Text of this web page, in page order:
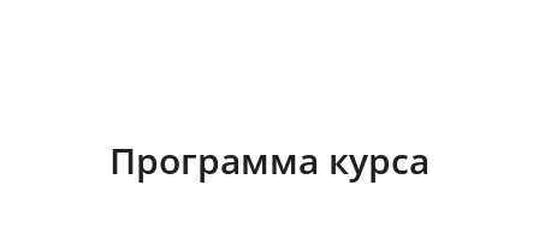
Программа курса